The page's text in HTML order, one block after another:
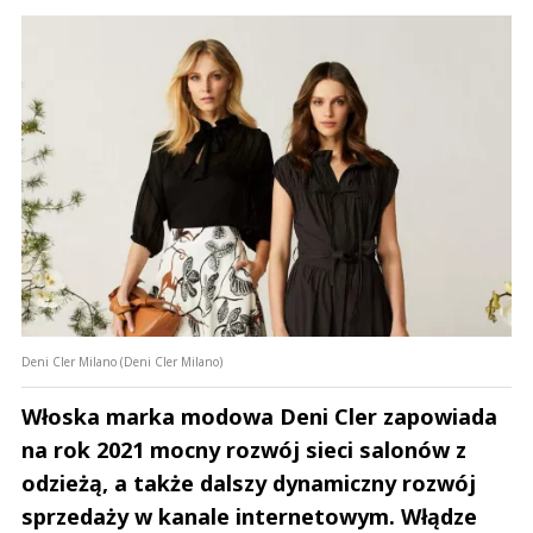
Deni Cler Milano (Deni Cler Milano)
Włoska marka modowa Deni Cler zapowiada
na rok 2021 mocny rozwój sieci salonów z
odzieżą, a także dalszy dynamiczny rozwój
sprzedaży w kanale internetowym. Włądze